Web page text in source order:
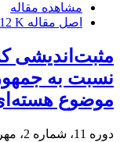
مشاهده مقاله
اصل مقاله K
مثبت‌اندیشی
نسبت به
موضوع
دوره 11، شماره 2، مهر 1397، صفحه